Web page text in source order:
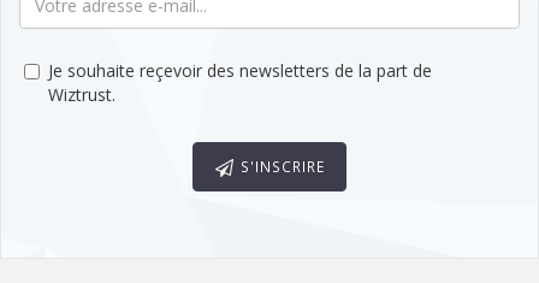
Je souhaite reçevoir des newsletters de la part de
Wiztrust.
S'INSCRIRE